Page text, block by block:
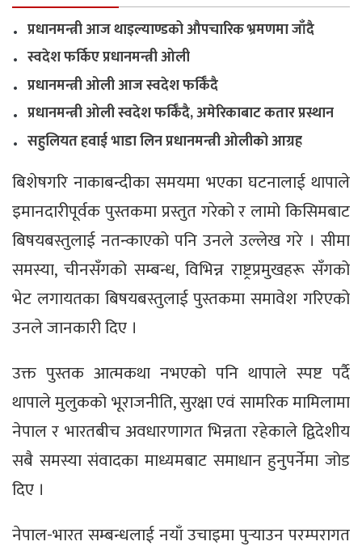
. प्रधानमन्त्री आज थाइल्याण्डको औपचारिक भ्रमणमा जाँदै
. स्वदेश फर्किए प्रधानमन्त्री ओली
. प्रधानमन्त्री ओली आज स्वदेश फर्किँदै
. प्रधानमन्त्री ओली स्वदेश फर्किँदै, अमेरिकाबाट कतार प्रस्थान
. सहुलियत हवाई भाडा लिन प्रधानमन्त्री ओलीको आग्रह
बिशेषगरि नाकाबन्दीका समयमा भएका घटनालाई थापाले
इमानदारीपूर्वक पुस्तकमा प्रस्तुत गरेको र लामो किसिमबाट
बिषयबस्तुलाई नतन्काएको पनि उनले उल्लेख गरे । सीमा
समस्या, चीनसँगको सम्बन्ध, विभिन्न राष्ट्रप्रमुखहरू सँगको
भेट लगायतका बिषयबस्तुलाई पुस्तकमा समावेश गरिएको
उनले जानकारी दिए ।
उक्त पुस्तक आत्मकथा नभएको पनि थापाले स्पष्ट पर्दै
थापाले मुलुकको भूराजनीति, सुरक्षा एवं सामरिक मामिलामा
नेपाल र भारतबीच अवधारणागत भिन्नता रहेकाले द्विदेशीय
सबै समस्या संवादका माध्यमबाट समाधान हुनुपर्नेमा जोड
दिए ।
नेपाल-भारत सम्बन्धलाई नयाँ उचाइमा पुर्‍याउन परम्परागत